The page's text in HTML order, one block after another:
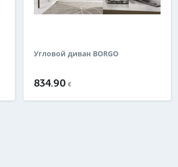
Угловой диван BORGO
834.90 €